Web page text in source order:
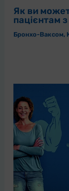
Як ви
пацієнтам
Бронхо-Ваксом,